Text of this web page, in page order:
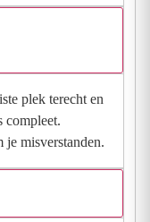
plek terecht en
compleet.
je misverstanden.